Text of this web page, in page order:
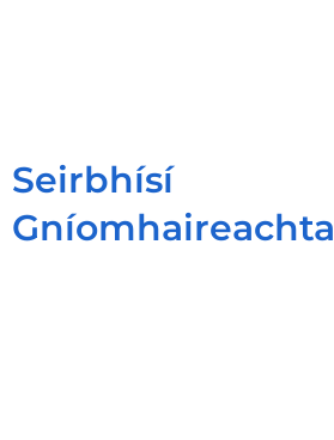
Seirbhísí
Gníomhaireachta